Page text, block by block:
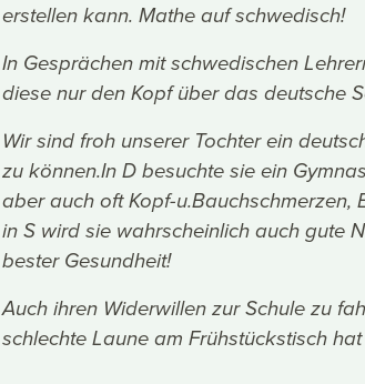
erstellen kann. Mathe auf schwedisch!
In Gesprächen mit schwedischen
diese nur den Kopf über das deutsche
Wir sind froh unserer Tochter ein
zu können.In D besuchte sie ein
aber auch oft Kopf-u.Bauchschmerzen,
in S wird sie wahrscheinlich auch gute
bester Gesundheit!
Auch ihren Widerwillen zur Schule zu
schlechte Laune am Frühstückstisch